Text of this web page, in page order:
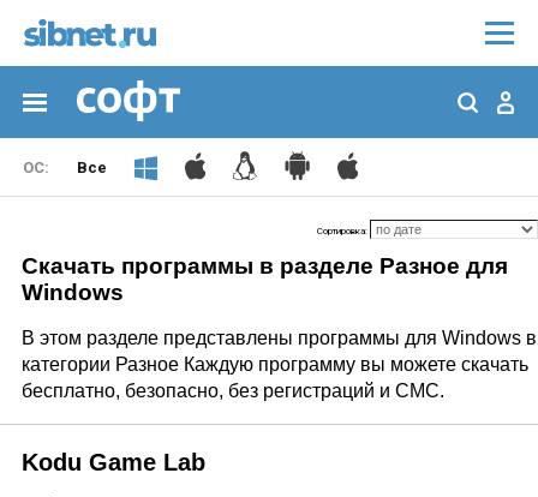
Все
Сортировка:
Скачать программы в разделе Разное для
Windows
В этом разделе представлены программы для Windows в
категории Разное Каждую программу вы можете скачать
бесплатно, безопасно, без регистраций и СМС.
Kodu Game Lab